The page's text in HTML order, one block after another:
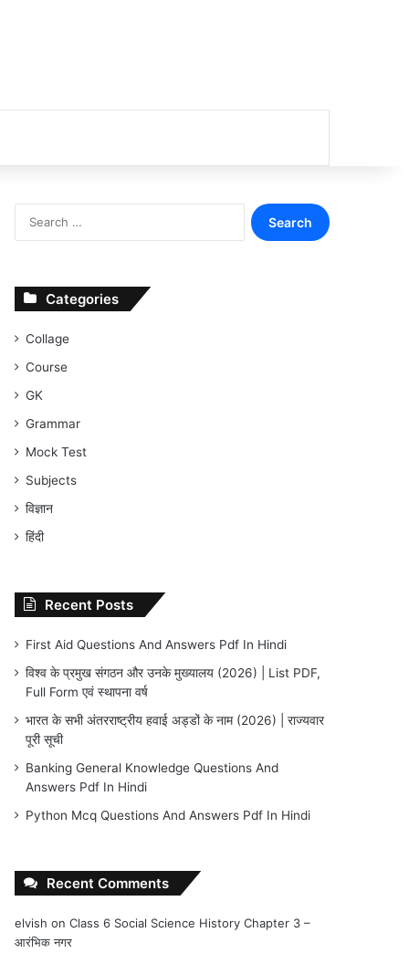
Search
for:
Categories
Collage
Course
GK
Grammar
Mock Test
Subjects
विज्ञान
हिंदी
Recent Posts
First Aid Questions And Answers Pdf In Hindi
विश्व के प्रमुख संगठन और उनके मुख्यालय (2026) | List PDF,
Full Form एवं स्थापना वर्ष
भारत के सभी अंतरराष्ट्रीय हवाई अड्डों के नाम (2026) | राज्यवार
पूरी सूची
Banking General Knowledge Questions And
Answers Pdf In Hindi
Python Mcq Questions And Answers Pdf In Hindi
Recent Comments
elvish onClass 6 Social Science History Chapter 3 –
आरंभिक नगर